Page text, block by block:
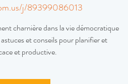
j/89399086013
charnière dans la vie démocratique
et conseils pour planifier et
et productive.